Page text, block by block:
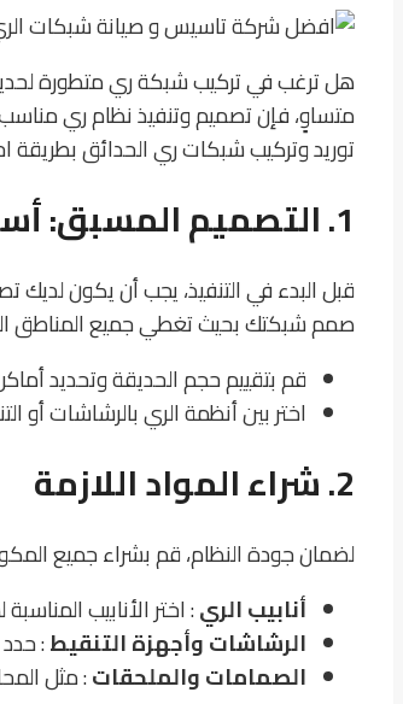
هل ترغب في تركيب شبكة ري متطورة
متساوٍ، فإن تصميم وتنفيذ نظام ري
توريد وتركيب شبكات ري الحدائق بطريقة
1. التصميم المسبق: أساس نجاح أي نظام ري
قبل البدء في التنفيذ، يجب أن يكون لديك
صمم شبكتك بحيث تغطي جميع المناطق
قم بتقييم حجم الحديقة وتحديد
اختر بين أنظمة الري بالرشاشات أو
2. شراء المواد اللازمة
لضمان جودة النظام، قم بشراء جميع
أنابيب الري: اختر الأنابيب
الرشاشات وأجهزة التنقيط: حدد
الصمامات والملحقات: مثل